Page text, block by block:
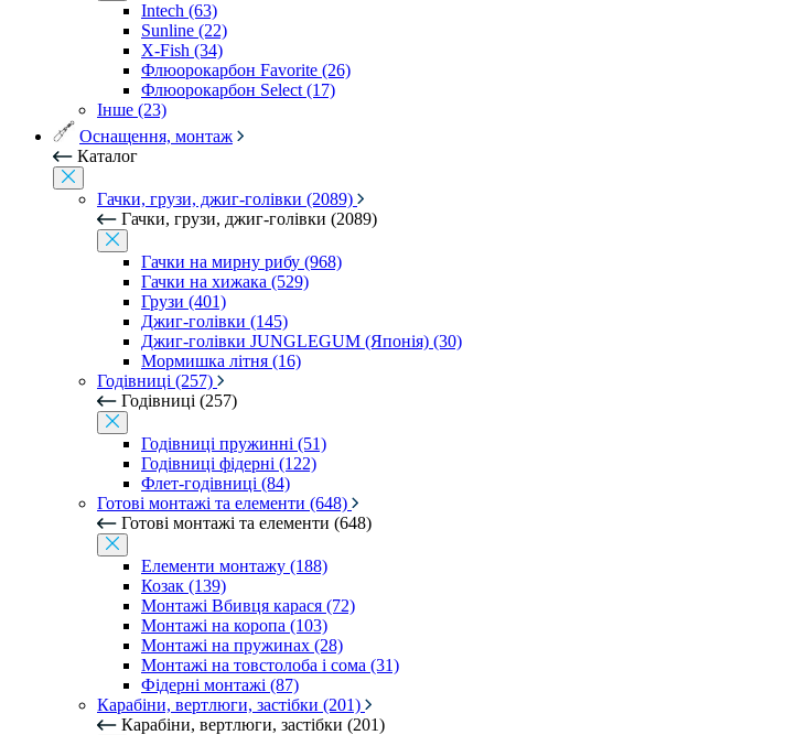
Intech (63)
Sunline (22)
X-Fish (34)
Флюорокарбон Favorite (26)
Флюорокарбон Select (17)
Інше (23)
Оснащення, монтаж
Каталог
Гачки, грузи, джиг-голівки (2089)
Гачки, грузи, джиг-голівки (2089)
Гачки на мирну рибу (968)
Гачки на хижака (529)
Грузи (401)
Джиг-голівки (145)
Джиг-голівки JUNGLEGUM (Японія) (30)
Мормишка літня (16)
Годівниці (257)
Годівниці (257)
Годівниці пружинні (51)
Годівниці фідерні (122)
Флет-годівниці (84)
Готові монтажі та елементи (648)
Готові монтажі та елементи (648)
Елементи монтажу (188)
Козак (139)
Монтажі Вбивця карася (72)
Монтажі на коропа (103)
Монтажі на пружинах (28)
Монтажі на товстолоба і сома (31)
Фідерні монтажі (87)
Карабіни, вертлюги, застібки (201)
Карабіни, вертлюги, застібки (201)